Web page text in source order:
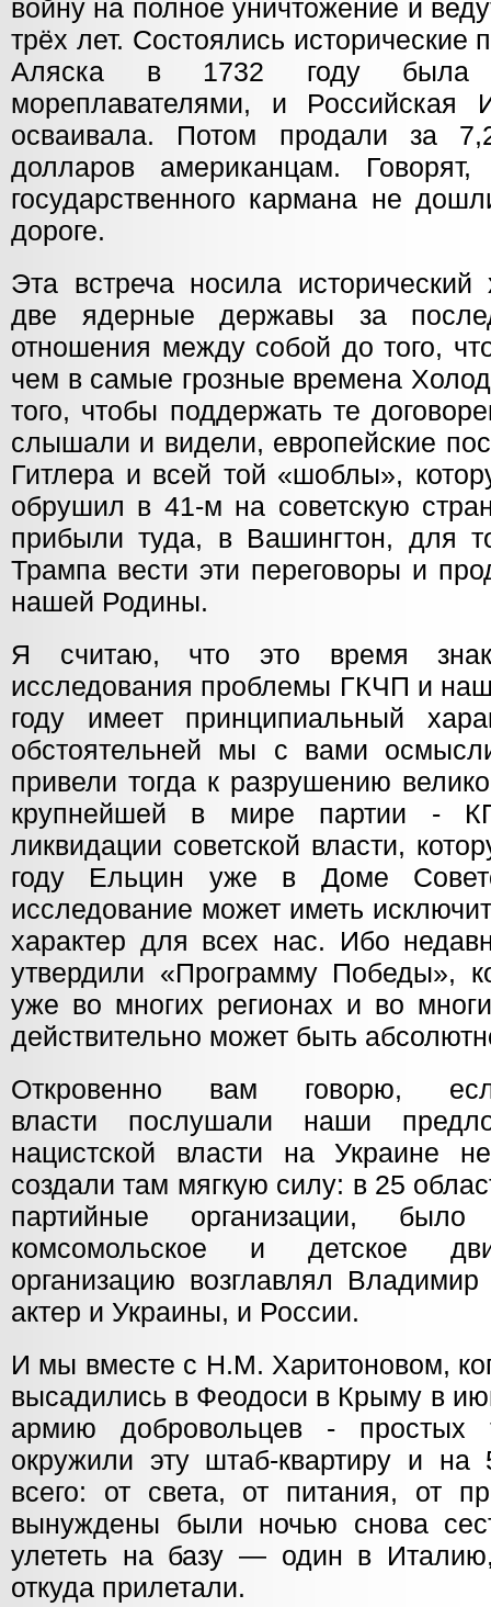
войну на полное уничтожение и
трёх лет. Состоялись исторические
Аляска в 1732 году была
мореплавателями, и
осваивала. Потом продали за
долларов американцам.
государственного кармана не
дороге.
Эта встреча носила исторический
две ядерные державы за
отношения между собой до того,
чем в самые грозные времена
того, чтобы поддержать те
слышали и видели, европейские
Гитлера и всей той «шоблы»,
обрушил в 41-м на советскую
прибыли туда, в Вашингтон, для
Трампа вести эти переговоры и
нашей Родины.
Я считаю, что это время
исследования проблемы ГКЧП и
году имеет принципиальный
обстоятельней мы с вами
привели тогда к разрушению
крупнейшей в мире партии -
ликвидации советской власти,
году Ельцин уже в Доме
исследование может иметь
характер для всех нас. Ибо
утвердили «Программу Победы»,
уже во многих регионах и во
действительно может быть
Откровенно вам говорю,
власти послушали наши
нацистской власти на
создали там мягкую силу: в 25
партийные организации,
комсомольское и детское
организацию возглавлял
актер и Украины, и России.
И мы вместе с Н.М. Харитоновом,
высадились в Феодоси в Крыму в
армию добровольцев - простых
окружили эту штаб-квартиру и
всего: от света, от питания, от
вынуждены были ночью снова
улететь на базу — один в
откуда прилетали.